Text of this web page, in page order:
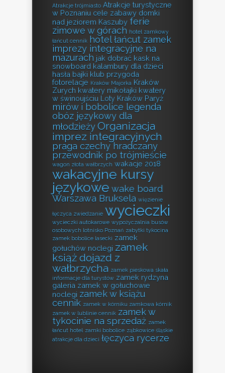
Atrakcje trójmiasto Atrakcje turystyczne
w Poznaniu cele zabawy domki
nad jeziorem Kaszuby ferie
zimowe w górach hotel zamkowy
łańcut cennik hotel łańcut zamek
imprezy integracyjne na
mazurach jak dobrać kask na
snowboard kalambury dla dzieci
hasła bajki klub przygoda
fotorelacje Kraków Majorka Kraków
Zurych kwatery mikołajki kwatery
w świnoujściu Loty Kraków Paryż
mirów i bobolice legenda
obóz językowy dla
młodzieżyOrganizacja
imprez integracyjnych
praga czechy hradczany
przewodnik po trójmieście
wagon złota wałbrzych wakacje 2018
wakacyjne kursy
językowe wake board
Warszawa Bruksela więzienie
łęczyca zwiedzanie wycieczki
wycieczki autokarowe wypożyczalnia busów
osobowych lotnisko Poznań zabytki tykocina
zamek bobolice lasecki zamek
gołuchów noclegi zamek
książ dojazd z
wałbrzycha zamek pieskowa skała
informacje dla turystów zamek rydzyna
galeria zamek w gołuchowie
noclegi zamek w książu
cennik zamek w kórniku zamkowa kórnik
zamek w lublinie cennik zamek w
tykocinie na sprzedaż zamek
łańcut hotel zamki bobolice ząbkowice śląskie
atrakcje dla dzieci łęczyca rycerze